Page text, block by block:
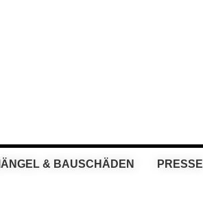
& BAUSCHÄDEN PRESSE